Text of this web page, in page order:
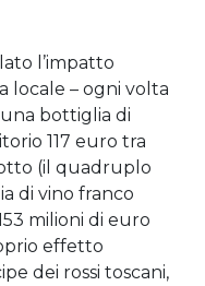
l’impatto
locale – ogni volta
bottiglia di
117 euro tra
(il quadruplo
di vino franco
milioni di euro
effetto
dei rossi toscani,